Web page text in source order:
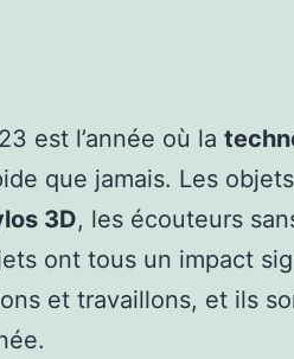
est l’année où la
que jamais. Les
3D, les écouteurs
ont tous un impact
et travaillons, et ils